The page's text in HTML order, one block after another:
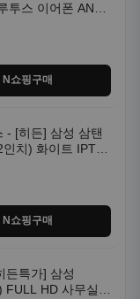
투스 이어폰 ANC
N쇼핑구매
- [히든] 삼성 삼탠
치) 화이트 IPTV
N쇼핑구매
든특가] 삼성
HD 사무실/